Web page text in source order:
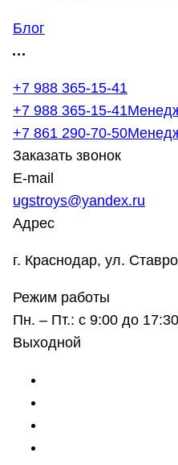
Блог
+7 988 365-15-41
+7 988 365-15-41
+7 861 290-70-50
Заказать звонок
E-mail
ugstroys@yandex.ru
Адрес
г. Краснодар, ул.
Режим работы
Пн. – Пт.: с 9:00 до
Выходной